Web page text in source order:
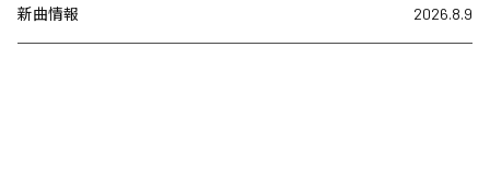
新曲情報 2026.8.9